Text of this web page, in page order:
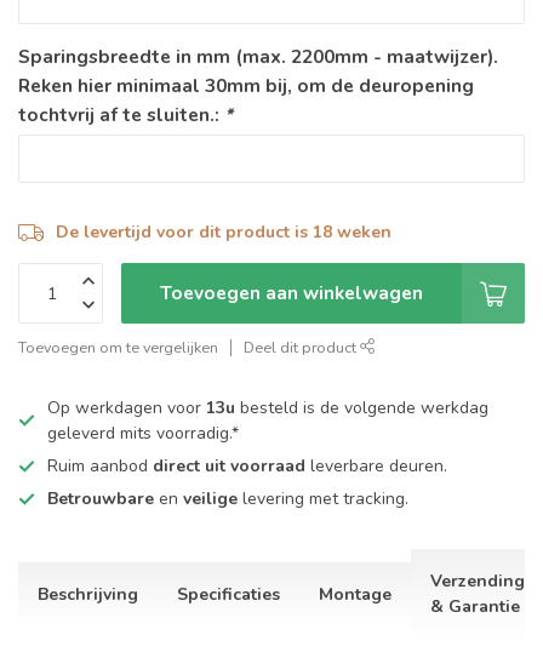
Sparingsbreedte in mm (max. 2200mm - maatwijzer).
Reken hier minimaal 30mm bij, om de deuropening
tochtvrij af te sluiten.: *
De levertijd voor dit product is 18 weken
Toevoegen aan winkelwagen
Toevoegen om te vergelijken Deel dit product
Op werkdagen voor 13u besteld is de volgende werkdag
geleverd mits voorradig.*
Ruim aanbod direct uit voorraad leverbare deuren.
Betrouwbare en veilige levering met tracking.
Beschrijving Specificaties Montage
Verzending
& Garantie